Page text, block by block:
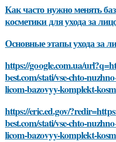
Как часто нужно менять
косметики для ухода за
Основные этапы ухода за
https://google.com.ua/
best.com/stati/vse-chto-
licom-bazovyy-komplekt-
https://eric.ed.gov/
best.com/stati/vse-chto-
licom-bazovyy-komplekt-